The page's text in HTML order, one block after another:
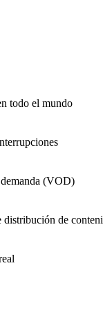
todo el mundo
(VOD)
distribución de